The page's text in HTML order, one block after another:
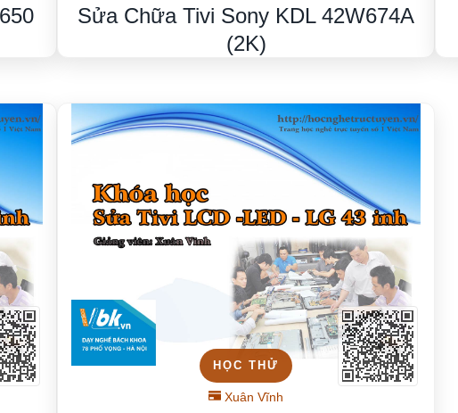
Sửa Chữa Tivi Sony KDL 42W674A
(2K)
HỌC THỬ
Xuân Vĩnh